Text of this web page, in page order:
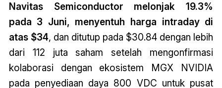
Navitas Semiconductor melonjak 19.3%
pada 3 Juni, menyentuh harga intraday di
atas $34, dan ditutup pada $30.84 dengan lebih
dari 112 juta saham setelah mengonfirmasi
kolaborasi dengan ekosistem MGX NVIDIA
pada penyediaan daya 800 VDC untuk pusat